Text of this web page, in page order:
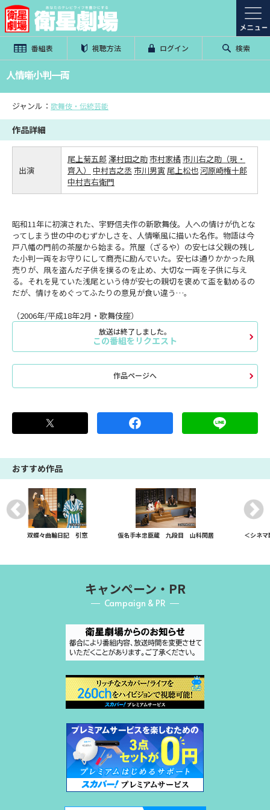
番組表 視聴方法 ログイン 検索
人情噺小判一両
ジャンル： 歌舞伎・伝統芸能
作品詳細
出演
尾上菊五郎 澤村田之助市村家橘市川右之助（現・
齊入）
中村吉之丞市川男寅尾上松也河原崎権十郎
中村吉右衛門
昭和11年に初演された、宇野信夫作の新歌舞伎。人への情けが仇とな
ってしまう世の中のむずかしさを、人情噺風に描いた名作。物語は今
戸八幡の門前の茶屋から始まる。笊屋（ざるや）の安七は父親の残し
た小判一両をお守りにして商売に励んでいた。安七は通りかかった凧
売りが、凧を盗んだ子供を撲るのを止め、大切な一両を子供に与え
る。それを見ていた浅尾という侍が安七の親切を褒めて盃を勧めるの
だが、情けをめぐってふたりの意見が食い違う…。
（2006年/平成18年2月・歌舞伎座）
放送は終了しました。
この番組をリクエスト
作品ページへ
おすすめ作品
双蝶々曲輪日記 引窓 仮名手本忠臣蔵 九段目 山科閑居 ＜シネ
キャンペーン・PR
Campaign & PR